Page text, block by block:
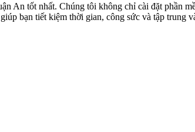
An tốt nhất. Chúng tôi không chỉ cài đặt phần
bạn tiết kiệm thời gian, công sức và tập trung